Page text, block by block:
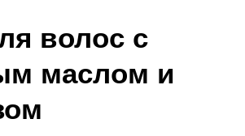
волос с
маслом и